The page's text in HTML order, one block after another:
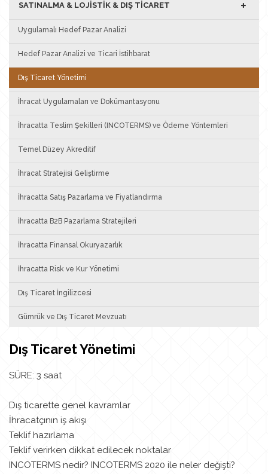
SATINALMA & LOJISTIK & DIŞ TICARET
Uygulamalı Hedef Pazar Analizi
Hedef Pazar Analizi ve Ticari İstihbarat
Dış Ticaret Yönetimi
İhracat Uygulamaları ve Dokümantasyonu
İhracatta Teslim Şekilleri (INCOTERMS) ve Ödeme Yöntemleri
Temel Düzey Akreditif
İhracat Stratejisi Geliştirme
İhracatta Satış Pazarlama ve Fiyatlandırma
İhracatta B2B Pazarlama Stratejileri
İhracatta Finansal Okuryazarlık
İhracatta Risk ve Kur Yönetimi
Dış Ticaret İngilizcesi
Gümrük ve Dış Ticaret Mevzuatı
Dış Ticaret Yönetimi
SÜRE: 3 saat
Dış ticarette genel kavramlar
İhracatçının iş akışı
Teklif hazırlama
Teklif verirken dikkat edilecek noktalar
INCOTERMS nedir? INCOTERMS 2020 ile neler değişti?